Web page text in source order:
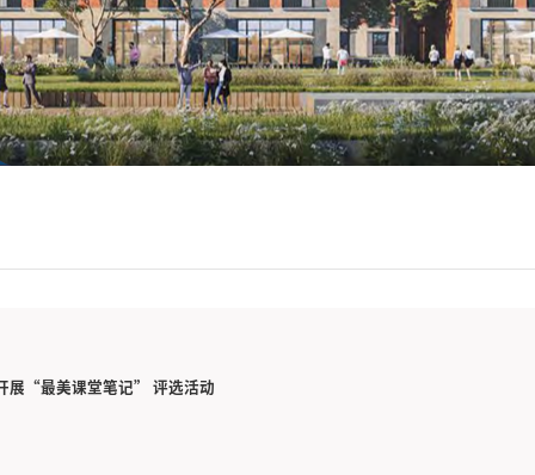
展“最美课堂笔记” 评选活动